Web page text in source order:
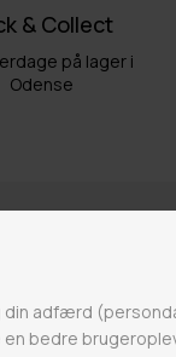
& Collect
på lager i
Odense